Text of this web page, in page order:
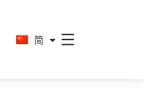
简
繁